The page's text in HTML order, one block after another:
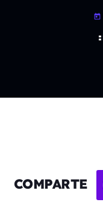
today
COMPARTE